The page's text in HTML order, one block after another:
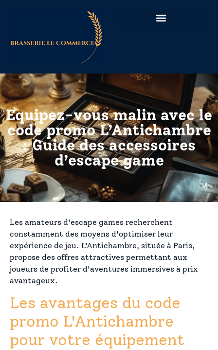
Equipez-vous malin avec le
code promo L’Antichambre
: Guide des accessoires
d’escape game
Les amateurs d'escape games recherchent
constamment des moyens d'optimiser leur
expérience de jeu. L'Antichambre, située à Paris,
propose des offres attractives permettant aux
joueurs de profiter d'aventures immersives à prix
avantageux.
Les avantages du code
promo L'Antichambre
pour votre équipement